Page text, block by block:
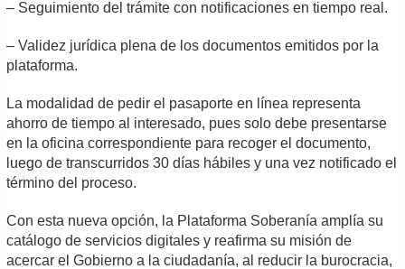
– Seguimiento del trámite con notificaciones en tiempo real.
– Validez jurídica plena de los documentos emitidos por la
plataforma.
La modalidad de pedir el pasaporte en línea representa
ahorro de tiempo al interesado, pues solo debe presentarse
en la oficina correspondiente para recoger el documento,
luego de transcurridos 30 días hábiles y una vez notificado el
término del proceso.
Con esta nueva opción, la Plataforma Soberanía amplía su
catálogo de servicios digitales y reafirma su misión de
acercar el Gobierno a la ciudadanía, al reducir la burocracia,